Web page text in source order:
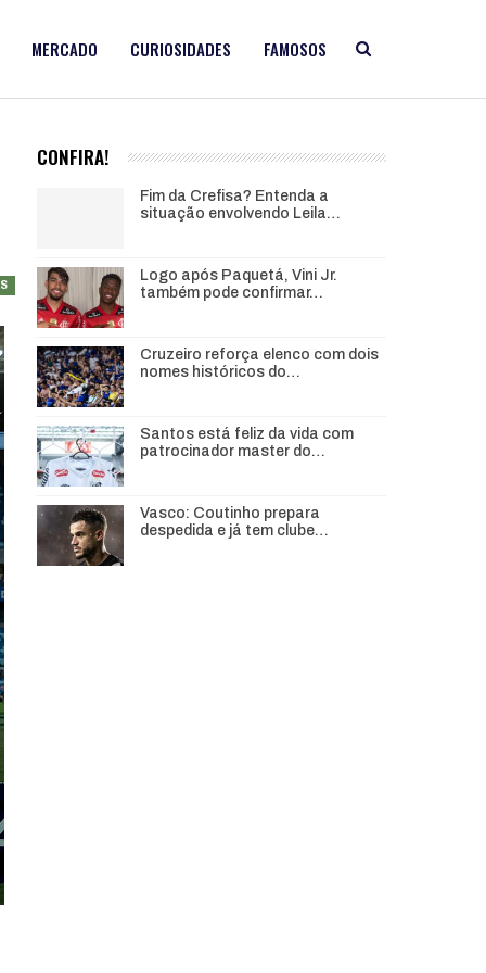
MERCADO CURIOSIDADES FAMOSOS
CONFIRA!
Fim da Crefisa? Entenda a
situação envolvendo Leila…
Logo após Paquetá, Vini Jr.
também pode confirmar…
Cruzeiro reforça elenco com dois
nomes históricos do…
Santos está feliz da vida com
patrocinador master do…
Vasco: Coutinho prepara
despedida e já tem clube…